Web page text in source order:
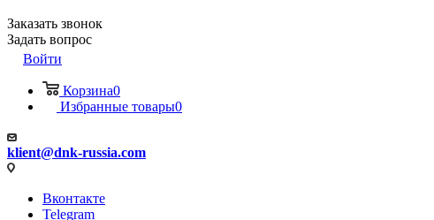
Заказать звонок
Задать вопрос
Войти
Корзина0
Избранные товары0
klient@dnk-russia.com
Вконтакте
Telegram